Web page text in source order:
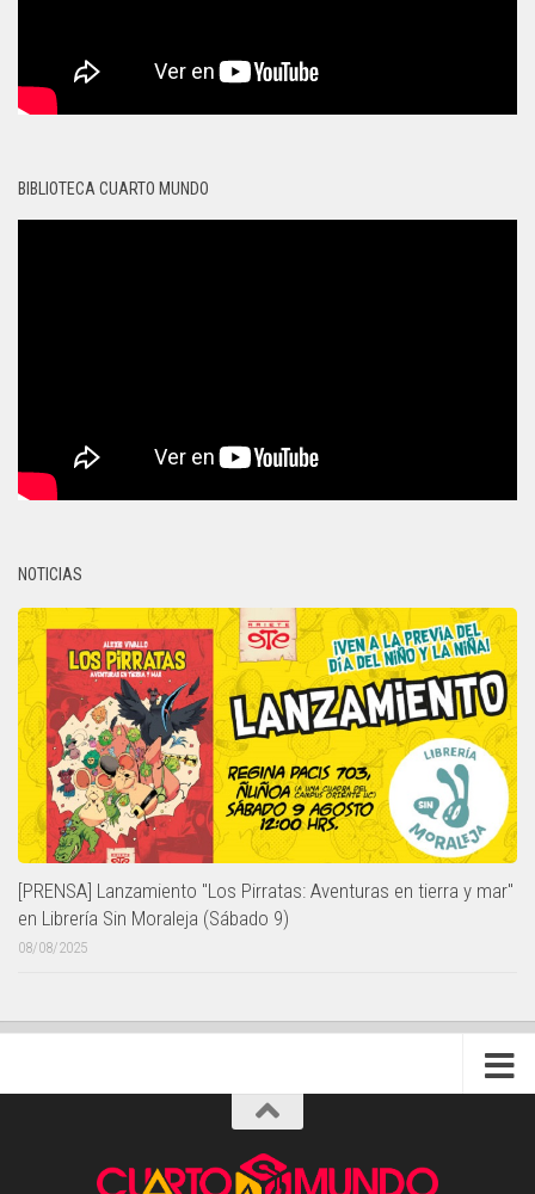
BIBLIOTECA CUARTO MUNDO
NOTICIAS
[PRENSA] Lanzamiento "Los Pirratas: Aventuras en tierra y mar"
en Librería Sin Moraleja (Sábado 9)
08/08/2025